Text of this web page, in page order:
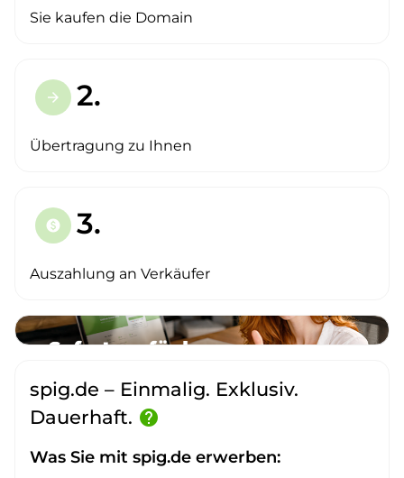
Sie kaufen die Domain
arrow_forward 2.
Übertragung zu Ihnen
paid 3.
Auszahlung an Verkäufer
spig.de – Einmalig. Exklusiv.
Dauerhaft. help
Was Sie mit spig.de erwerben: